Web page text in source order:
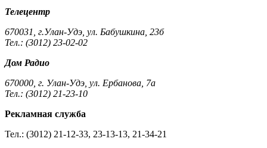
Телецентр
670031, г.Улан-Удэ, ул. Бабушкина, 23б
Тел.: (3012) 23-02-02
Дом Радио
670000, г. Улан-Удэ, ул. Ербанова, 7а
Тел.: (3012) 21-23-10
Рекламная служба
Тел.: (3012) 21-12-33, 23-13-13, 21-34-21